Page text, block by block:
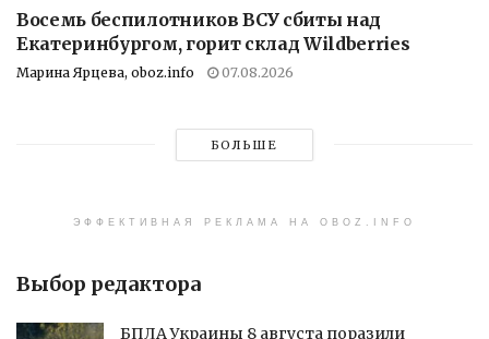
Восемь беспилотников ВСУ сбиты над
Екатеринбургом, горит склад Wildberries
Марина Ярцева, oboz.info 07.08.2026
БОЛЬШЕ
ЭФФЕКТИВНАЯ РЕКЛАМА НА OBOZ.INFO
Выбор редактора
БПЛА Украины 8 августа поразили